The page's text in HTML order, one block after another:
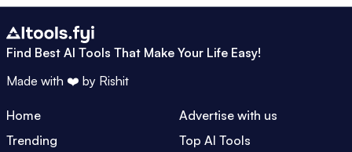
Find Best AI Tools That Make Your Life Easy!
Made with ❤️ by Rishit
Home
Advertise with us
Trending
Top AI Tools